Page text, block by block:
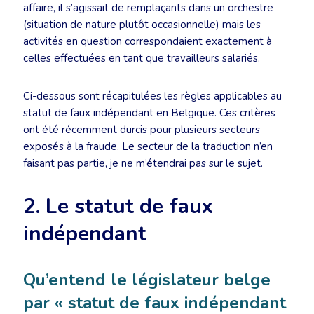
affaire, il s’agissait de remplaçants dans un orchestre
(situation de nature plutôt occasionnelle) mais les
activités en question correspondaient exactement à
celles effectuées en tant que travailleurs salariés.
Ci-dessous sont récapitulées les règles applicables au
statut de faux indépendant en Belgique. Ces critères
ont été récemment durcis pour plusieurs secteurs
exposés à la fraude. Le secteur de la traduction n’en
faisant pas partie, je ne m’étendrai pas sur le sujet.
2. Le statut de faux
indépendant
Qu’entend le législateur belge
par « statut de faux indépendant